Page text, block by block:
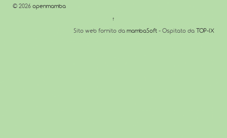
© 2026 openmamba
↑
Sito web fornito da mambaSoft - Ospitato da TOP-IX